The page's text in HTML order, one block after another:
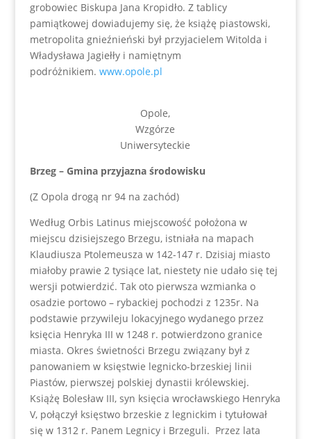
grobowiec Biskupa Jana Kropidło. Z tablicy
pamiątkowej dowiadujemy się, że książę piastowski,
metropolita gnieźnieński był przyjacielem Witolda i
Władysława Jagiełły i namiętnym
podróżnikiem. www.opole.pl
Opole,
Wzgórze
Uniwersyteckie
Brzeg – Gmina przyjazna środowisku
(Z Opola drogą nr 94 na zachód)
Według Orbis Latinus miejscowość położona w
miejscu dzisiejszego Brzegu, istniała na mapach
Klaudiusza Ptolemeusza w 142-147 r. Dzisiaj miasto
miałoby prawie 2 tysiące lat, niestety nie udało się tej
wersji potwierdzić. Tak oto pierwsza wzmianka o
osadzie portowo – rybackiej pochodzi z 1235r. Na
podstawie przywileju lokacyjnego wydanego przez
księcia Henryka III w 1248 r. potwierdzono granice
miasta. Okres świetności Brzegu związany był z
panowaniem w księstwie legnicko-brzeskiej linii
Piastów, pierwszej polskiej dynastii królewskiej.
Książę Bolesław III, syn księcia wrocławskiego Henryka
V, połączył księstwo brzeskie z legnickim i tytułował
się w 1312 r. Panem Legnicy i Brzeguli. Przez lata